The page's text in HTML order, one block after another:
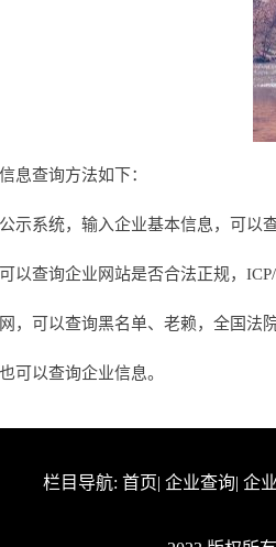
息查询方法如下：
示系统，输入企业基本信息，可以
以查询企业网站是否合法正规，
，可以查询黑名单、老赖，全国法
可以查询企业信息。
栏目导航: 首页| 企业查询| 企